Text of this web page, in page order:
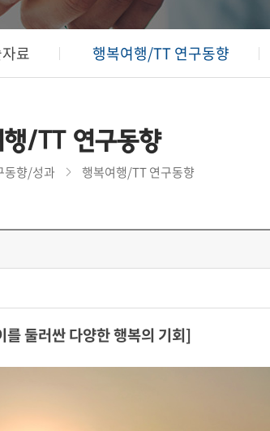
료 행복여행/TT 연구동향
행/TT 연구동향
동향/성과 행복여행/TT 연구동향
를 둘러싼 다양한 행복의 기회]